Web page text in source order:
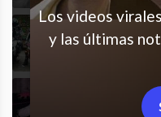
Lo último
Cuando
Los videos
y las últimas